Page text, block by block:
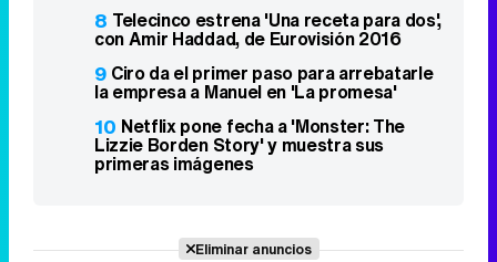
8 Telecinco estrena 'Una receta para dos',
con Amir Haddad, de Eurovisión 2016
9 Ciro da el primer paso para arrebatarle
la empresa a Manuel en 'La promesa'
10 Netflix pone fecha a 'Monster: The
Lizzie Borden Story' y muestra sus
primeras imágenes
Eliminar anuncios